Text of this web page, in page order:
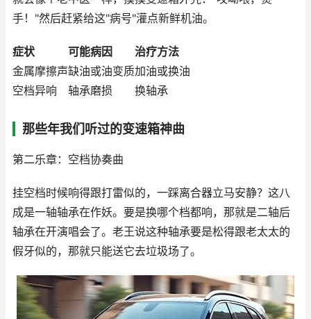
手！"然后赶紧给这"病号"灌点新鲜机油。
症状 可能病因
治疗方法
金属摩擦声缺油或油变质加油或换油
空档异响
轴承磨损 换轴承
那些年我们听过的变速箱神曲
第二乐章：空档协奏曲
挂空档时候响得跟打雷似的，一踩离合器立马安静？这八
成是一轴轴承在作妖。要是换哪个档都响，那就是二轴后
轴承在开演唱会了。老王说这种轴承要是松得跟老太太的
假牙似的，那就只能送它去垃圾场了。